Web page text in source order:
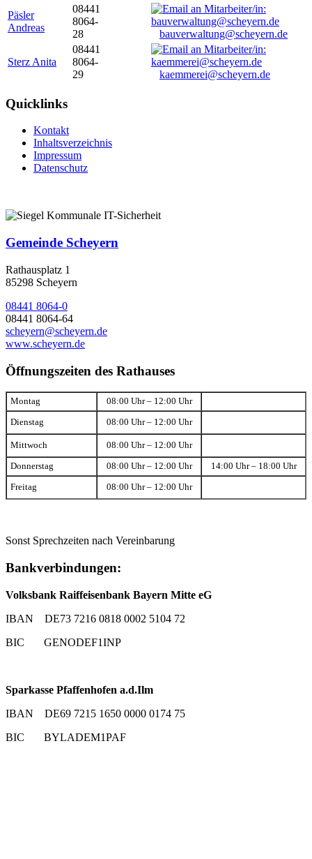
Päsler
Andreas
08441
8064-
28
bauverwaltung@scheyern.de
Sterz Anita
08441
8064-
29
kaemmerei@scheyern.de
Quicklinks
Kontakt
Inhaltsverzeichnis
Impressum
Datenschutz
Gemeinde Scheyern
Rathausplatz 1
85298 Scheyern
08441 8064-0
08441 8064-64
scheyern@scheyern.de
www.scheyern.de
Öffnungszeiten des Rathauses
Montag 08:00 Uhr – 12:00 Uhr
Dienstag 08:00 Uhr – 12:00 Uhr
Mittwoch 08:00 Uhr – 12:00 Uhr
Donnerstag 08:00 Uhr – 12:00 Uhr 14:00 Uhr – 18:00 Uhr
Freitag 08:00 Uhr – 12:00 Uhr
Sonst Sprechzeiten nach Vereinbarung
Bankverbindungen:
Volksbank Raiffeisenbank Bayern Mitte eG
IBAN DE73 7216 0818 0002 5104 72
BIC GENODEF1INP
Sparkasse Pfaffenhofen a.d.Ilm
IBAN DE69 7215 1650 0000 0174 75
BIC BYLADEM1PAF